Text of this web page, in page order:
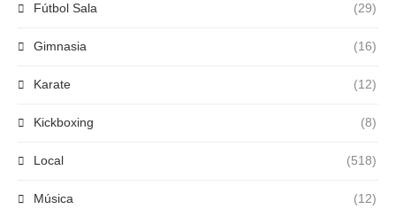
Fútbol Sala (29)
Gimnasia (16)
Karate (12)
Kickboxing (8)
Local (518)
Música (12)